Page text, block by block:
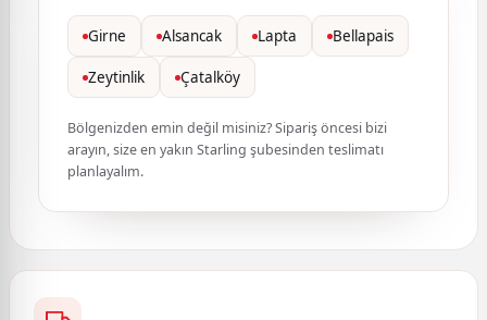
Girne Alsancak Lapta Bellapais
Zeytinlik Çatalköy
Bölgenizden emin değil misiniz? Sipariş öncesi bizi
arayın, size en yakın Starling şubesinden teslimatı
planlayalım.